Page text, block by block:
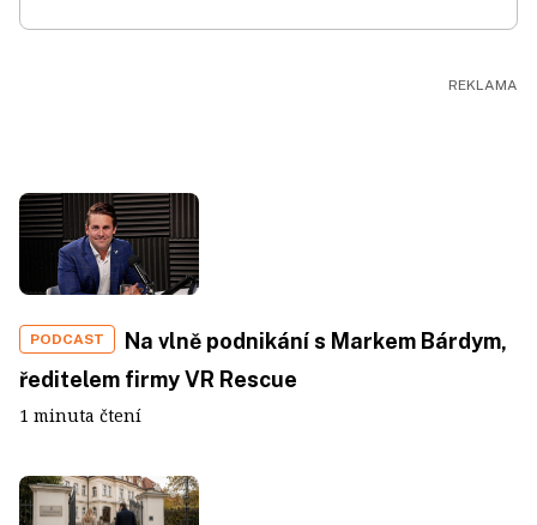
PODCAST
Na vlně podnikání s Markem Bárdym,
ředitelem firmy VR Rescue
1 minuta čtení